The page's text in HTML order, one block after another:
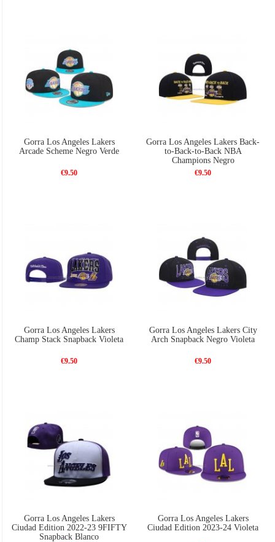
Gorra Los Angeles Lakers
Arcade Scheme Negro Verde
€9.50
Gorra Los Angeles Lakers Back-
to-Back-to-Back NBA
Champions Negro
€9.50
Gorra Los Angeles Lakers
Champ Stack Snapback Violeta
€9.50
Gorra Los Angeles Lakers City
Arch Snapback Negro Violeta
€9.50
Gorra Los Angeles Lakers
Ciudad Edition 2022-23 9FIFTY
Snapback Blanco
Gorra Los Angeles Lakers
Ciudad Edition 2023-24 Violeta